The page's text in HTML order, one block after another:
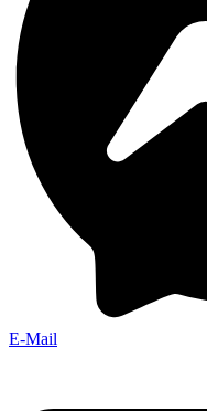
E-Mail